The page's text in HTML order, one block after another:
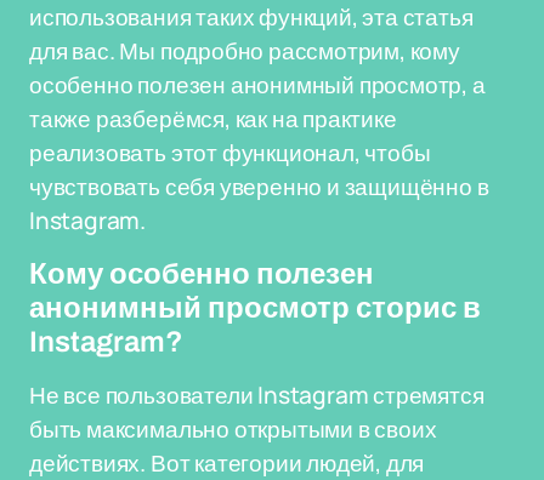
использования таких функций, эта статья
для вас. Мы подробно рассмотрим, кому
особенно полезен анонимный просмотр, а
также разберёмся, как на практике
реализовать этот функционал, чтобы
чувствовать себя уверенно и защищённо в
Instagram.
Кому особенно полезен
анонимный просмотр сторис в
Instagram?
Не все пользователи Instagram стремятся
быть максимально открытыми в своих
действиях. Вот категории людей, для